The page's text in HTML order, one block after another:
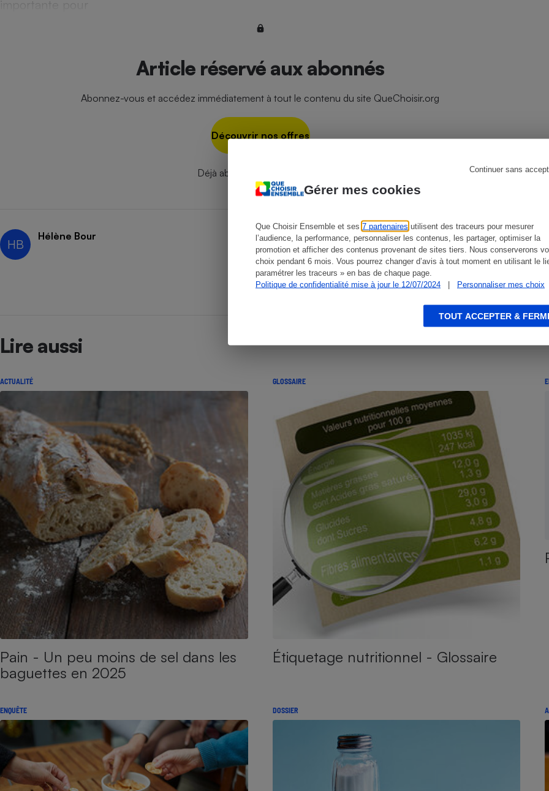
Gérer mes cookies
Que Choisir Ensemble et ses 7 partenaires utilisent des traceurs pour mesurer
l’audience, la performance, personnaliser les contenus, les partager, optimiser la
promotion et afficher des contenus provenant de sites tiers. Nous conserverons
choix pendant 6 mois. Vous pourrez changer d’avis à tout moment en utilisant le
paramétrer les traceurs » en bas de chaque page.
Politique de confidentialité mise à jour le 12/07/2024
| Personnaliser mes choix
Continuer sans
TOUT ACCEPTER &
Article réservé aux abonnés
Abonnez-vous et accédez immédiatement à tout le contenu du site QueChoisir.org
Découvrir nos offres
Déjà abonné ?
HB
Hélène Bour
Lire aussi
ACTUALITÉ
Pain - Un peu moins de sel dans les
baguettes en 2025
GLOSSAIRE
Étiquetage nutritionnel - Glossaire
ENQUÊTE DOSSIER
Cafetière à expressos
Robot ménager